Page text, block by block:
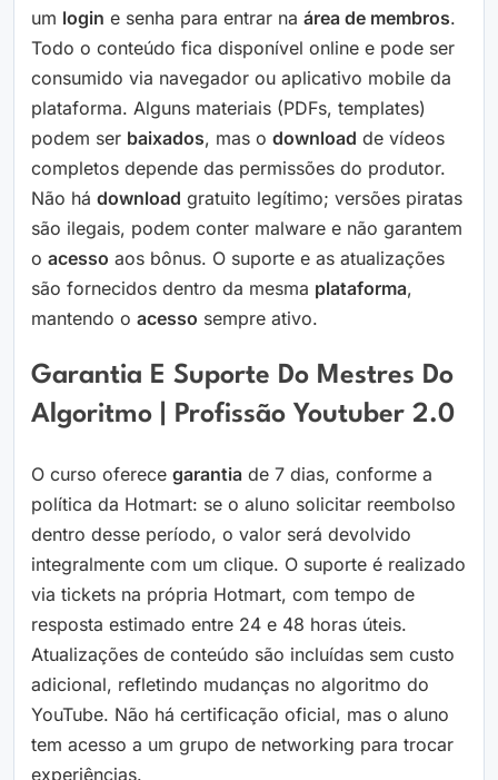
um login e senha para entrar na área de membros.
Todo o conteúdo fica disponível online e pode ser
consumido via navegador ou aplicativo mobile da
plataforma. Alguns materiais (PDFs, templates)
podem ser baixados, mas o download de vídeos
completos depende das permissões do produtor.
Não há download gratuito legítimo; versões piratas
são ilegais, podem conter malware e não garantem
o acesso aos bônus. O suporte e as atualizações
são fornecidos dentro da mesma plataforma,
mantendo o acesso sempre ativo.
Garantia E Suporte Do Mestres Do
Algoritmo | Profissão Youtuber 2.0
O curso oferece garantia de 7 dias, conforme a
política da Hotmart: se o aluno solicitar reembolso
dentro desse período, o valor será devolvido
integralmente com um clique. O suporte é realizado
via tickets na própria Hotmart, com tempo de
resposta estimado entre 24 e 48 horas úteis.
Atualizações de conteúdo são incluídas sem custo
adicional, refletindo mudanças no algoritmo do
YouTube. Não há certificação oficial, mas o aluno
tem acesso a um grupo de networking para trocar
experiências.